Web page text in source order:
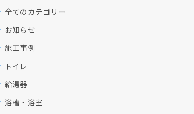
全てのカテゴリー
お知らせ
施工事例
トイレ
給湯器
浴槽・浴室